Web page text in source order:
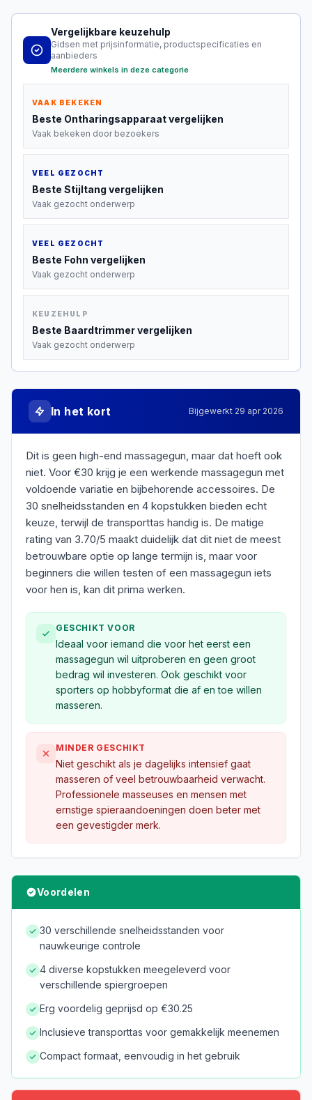
Vergelijkbare keuzehulp
Gidsen met prijsinformatie, productspecificaties en
aanbieders
Meerdere winkels in deze categorie
VAAK BEKEKEN
Beste Ontharingsapparaatvergelijken
Vaak bekeken door bezoekers
VEEL GEZOCHT
Beste Stijltang vergelijken
Vaak gezocht onderwerp
VEEL GEZOCHT
Beste Fohn vergelijken
Vaak gezocht onderwerp
KEUZEHULP
Beste Baardtrimmervergelijken
Vaak gezocht onderwerp
In het kort Bijgewerkt 29 apr 2026
Dit is geen high-end massagegun, maar dat hoeft ook
niet. Voor €30 krijg je een werkende massagegun met
voldoende variatie en bijbehorende accessoires. De
30 snelheidsstanden en 4 kopstukken bieden echt
keuze, terwijl de transporttas handig is. De matige
rating van 3.70/5 maakt duidelijk dat dit niet de meest
betrouwbare optie op lange termijn is, maar voor
beginners die willen testen of een massagegun iets
voor hen is, kan dit prima werken.
GESCHIKT VOOR
Ideaal voor iemand die voor het eerst een
massagegun wil uitproberen en geen groot
bedrag wil investeren. Ook geschikt voor
sporters op hobbyformat die af en toe willen
masseren.
MINDER GESCHIKT
Niet geschikt als je dagelijks intensief gaat
masseren of veel betrouwbaarheid verwacht.
Professionele masseuses en mensen met
ernstige spieraandoeningen doen beter met
een gevestigder merk.
Voordelen
30 verschillende snelheidsstanden voor
nauwkeurige controle
4 diverse kopstukken meegeleverd voor
verschillende spiergroepen
Erg voordelig geprijsd op €30.25
Inclusieve transporttas voor gemakkelijk meenemen
Compact formaat, eenvoudig in het gebruik